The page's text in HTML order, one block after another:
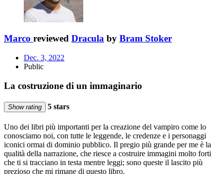
Marco reviewed Dracula by Bram Stoker
Dec. 3, 2022
Public
La costruzione di un immaginario
Show rating 5 stars
Uno dei libri più importanti per la creazione del vampiro come lo
conosciamo noi, con tutte le leggende, le credenze e i personaggi
iconici ormai di dominio pubblico. Il pregio più grande per me è la
qualità della narrazione, che riesce a costruire immagini molto forti
che ti si tracciano in testa mentre leggi; sono queste il lascito più
prezioso che mi rimane di questo libro.